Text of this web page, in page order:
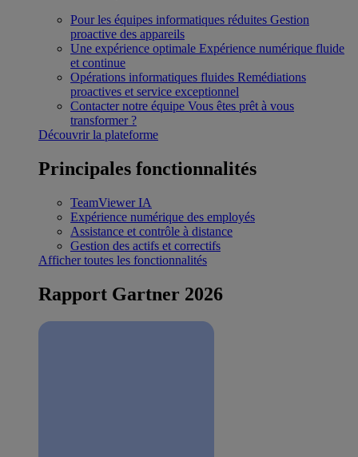
Pour les équipes informatiques réduites Gestion
proactive des appareils
Une expérience optimale Expérience numérique fluide
et continue
Opérations informatiques fluides Remédiations
proactives et service exceptionnel
Contacter notre équipe Vous êtes prêt à vous
transformer ?
Découvrir la plateforme
Principales fonctionnalités
TeamViewer IA
Expérience numérique des employés
Assistance et contrôle à distance
Gestion des actifs et correctifs
Afficher toutes les fonctionnalités
Rapport Gartner 2026